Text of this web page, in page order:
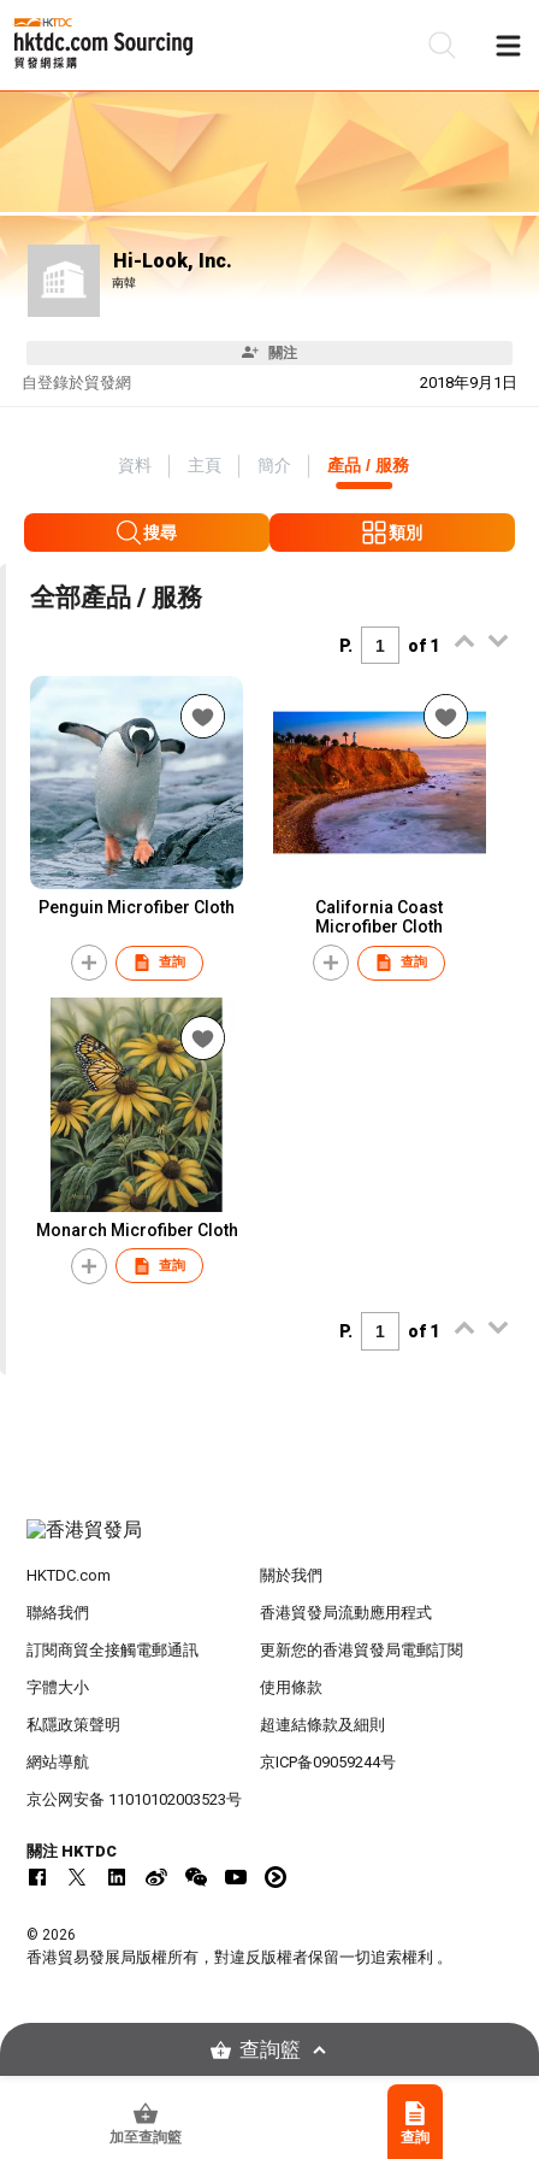
Hi-Look, Inc.
南韓
關注
自 2018年9月1日
登錄於貿發網
資料 主頁 簡介 產品 / 服務
搜尋 類別
全部產品 / 服務
P. of 1
Penguin Microfiber Cloth
查詢
California Coast
Microfiber Cloth
查詢
Monarch Microfiber Cloth
查詢
P. of 1
加至查詢籃 查詢
HKTDC.com 關於我們
聯絡我們 香港貿發局流動應用程式
訂閱商貿全接觸電郵通訊 更新您的香港貿發局電郵訂閱
字體大小 使用條款
私隱政策聲明 超連結條款及細則
網站導航 京ICP备09059244号
京公网安备 11010102003523号
關注 HKTDC
© 2026
香港貿易發展局版權所有，對違反版權者保留一切追索權利 。
查詢籃